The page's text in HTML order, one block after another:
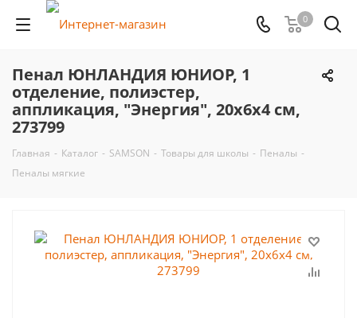
0
Пенал ЮНЛАНДИЯ ЮНИОР, 1
отделение, полиэстер,
аппликация, "Энергия", 20х6х4 см,
273799
Главная - Каталог - SAMSON - Товары для школы - Пеналы -
Пеналы мягкие